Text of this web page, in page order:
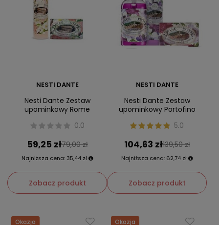
NESTI DANTE
Nesti Dante Zestaw
upominkowy Rome
0.0
59,25 zł79,00 zł
Najniższa cena: 35,44 zł
Zobacz produkt
NESTI DANTE
Nesti Dante Zestaw
upominkowy Portofino
5.0
104,63 zł139,50 zł
Najniższa cena: 62,74 zł
Zobacz produkt
Okazja Okazja